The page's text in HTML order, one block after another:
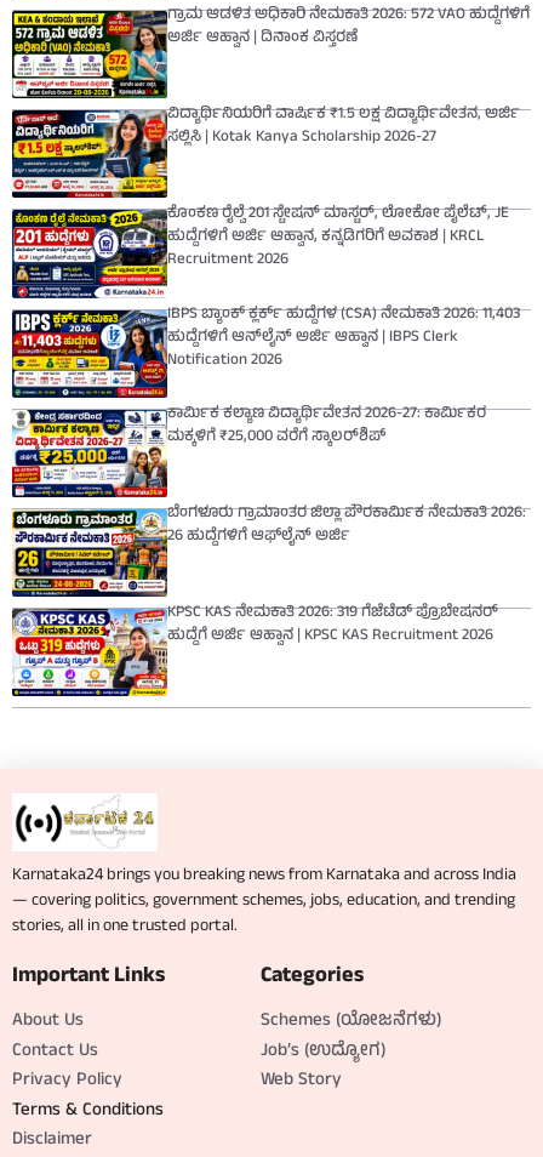
ಗ್ರಾಮ ಆಡಳಿತ ಅಧಿಕಾರಿ ನೇಮಕಾತಿ 2026: 572 VAO ಹುದ್ದೆಗಳಿಗೆ
ಅರ್ಜಿ ಆಹ್ವಾನ | ದಿನಾಂಕ ವಿಸ್ತರಣೆ
ವಿದ್ಯಾರ್ಥಿನಿಯರಿಗೆ ವಾರ್ಷಿಕ ₹1.5 ಲಕ್ಷ ವಿದ್ಯಾರ್ಥಿವೇತನ, ಅರ್ಜಿ
ಸಲ್ಲಿಸಿ | Kotak Kanya Scholarship 2026-27
ಕೊಂಕಣ ರೈಲ್ವೆ 201 ಸ್ಟೇಷನ್ ಮಾಸ್ಟರ್, ಲೋಕೋ ಪೈಲೆಟ್, JE
ಹುದ್ದೆಗಳಿಗೆ ಅರ್ಜಿ ಆಹ್ವಾನ, ಕನ್ನಡಿಗರಿಗೆ ಅವಕಾಶ | KRCL
Recruitment 2026
IBPS ಬ್ಯಾಂಕ್ ಕ್ಲರ್ಕ್ ಹುದ್ದೆಗಳ (CSA) ನೇಮಕಾತಿ 2026: 11,403
ಹುದ್ದೆಗಳಿಗೆ ಆನ್‌ಲೈನ್ ಅರ್ಜಿ ಆಹ್ವಾನ | IBPS Clerk
Notification 2026
ಕಾರ್ಮಿಕ ಕಲ್ಯಾಣ ವಿದ್ಯಾರ್ಥಿವೇತನ 2026-27: ಕಾರ್ಮಿಕರ
ಮಕ್ಕಳಿಗೆ ₹25,000 ವರೆಗೆ ಸ್ಕಾಲರ್‌ಶಿಪ್
ಬೆಂಗಳೂರು ಗ್ರಾಮಾಂತರ ಜಿಲ್ಲಾ ಪೌರಕಾರ್ಮಿಕ ನೇಮಕಾತಿ 2026:
26 ಹುದ್ದೆಗಳಿಗೆ ಆಫ್‌ಲೈನ್ ಅರ್ಜಿ
KPSC KAS ನೇಮಕಾತಿ 2026: 319 ಗೆಜೆಟೆಡ್ ಪ್ರೊಬೇಷನರ್
ಹುದ್ದೆಗೆ ಅರ್ಜಿ ಆಹ್ವಾನ | KPSC KAS Recruitment 2026
Karnataka24 brings you breaking news from Karnataka and across India
— covering politics, government schemes, jobs, education, and trending
stories, all in one trusted portal.
Important Links
About Us
Contact Us
Privacy Policy
Terms & Conditions
Disclaimer
Categories
Schemes (ಯೋಜನೆಗಳು)
Job’s (ಉದ್ಯೋಗ)
Web Story